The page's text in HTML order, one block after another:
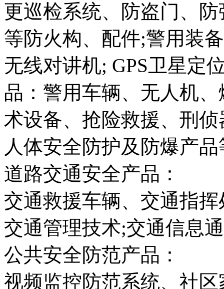
更巡检系统、防盗门、
等防火构、配件;警用装
无线对讲机; GPS卫星定
品：警用车辆、无人机
术设备、抢险救援、刑
人体安全防护及防爆产品
道路交通安全产品：
交通救援车辆、交通指
交通管理技术;交通信息
公共安全防范产品：
视频监控防范系统、社